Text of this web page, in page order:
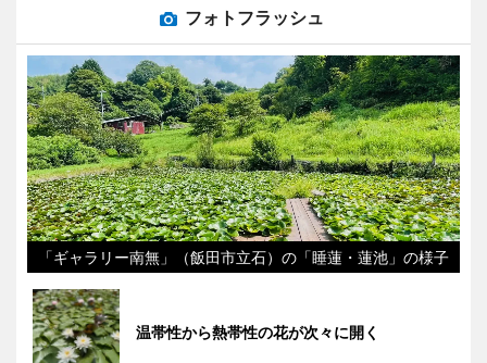
フォトフラッシュ
「ギャラリー南無」（飯田市立石）の「睡蓮・蓮池」の様子
温帯性から熱帯性の花が次々に開く